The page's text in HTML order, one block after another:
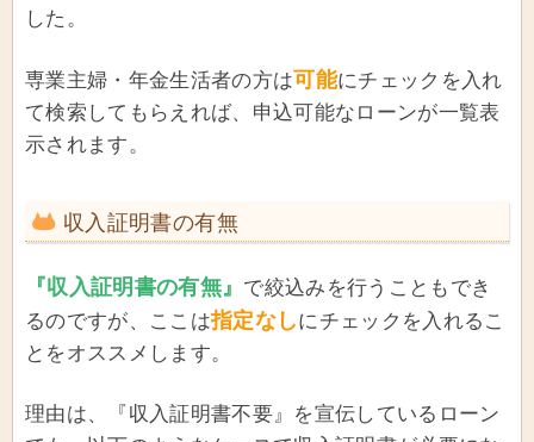
した。
専業主婦・年金生活者の方は可能にチェックを入れ
て検索してもらえれば、申込可能なローンが一覧表
示されます。
収入証明書の有無
『収入証明書の有無』 で絞込みを行うこともでき
るのですが、ここは指定なしにチェックを入れるこ
とをオススメします。
理由は、『収入証明書不要』を宣伝しているローン